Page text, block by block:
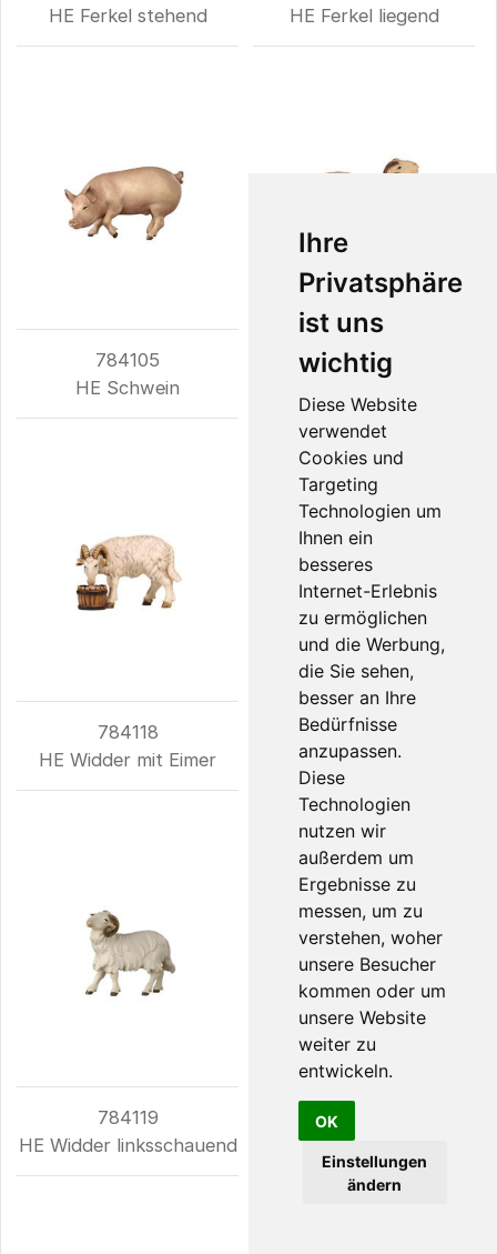
Ihre
Privatsphäre
ist uns
wichtig
Diese Website
verwendet
Cookies und
Targeting
Technologien um
Ihnen ein
besseres
Internet-Erlebnis
zu ermöglichen
und die Werbung,
die Sie sehen,
besser an Ihre
Bedürfnisse
anzupassen.
Diese
Technologien
nutzen wir
außerdem um
Ergebnisse zu
messen, um zu
verstehen, woher
unsere Besucher
kommen oder um
unsere Website
weiter zu
entwickeln.
OK
Einstellungen
ändern
HE Ferkel stehend
HE Ferkel liegend
784105
HE Schwein
784116
784118
HE Widder mit Eimer
784118S
HE Widder schwarz mit
Eimer
784119
HE Widder linksschauend
784119S
HE Widder schwarz
linksschauend